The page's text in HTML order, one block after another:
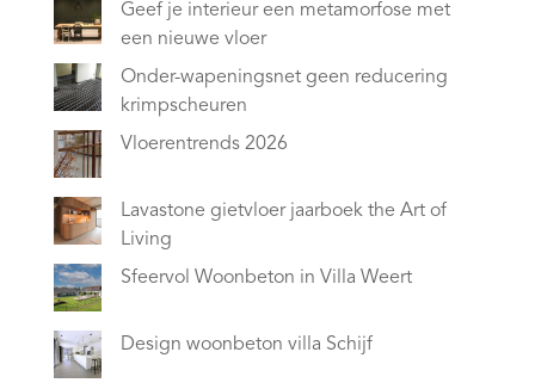
Geef je interieur een metamorfose met
een nieuwe vloer
Onder-wapeningsnet geen reducering
krimpscheuren
Vloerentrends 2026
Lavastone gietvloer jaarboek the Art of
Living
Sfeervol Woonbeton in Villa Weert
Design woonbeton villa Schijf